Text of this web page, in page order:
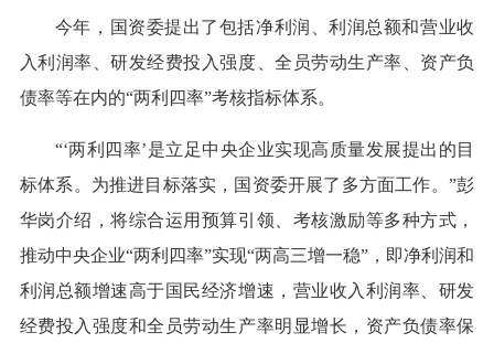
今年，国资委提出了包括净利润、利润总额和营业收
入利润率、研发经费投入强度、全员劳动生产率、资产负
债率等在内的“两利四率”考核指标体系。
“‘两利四率’是立足中央企业实现高质量发展提出的目
标体系。为推进目标落实，国资委开展了多方面工作。”彭
华岗介绍，将综合运用预算引领、考核激励等多种方式，
推动中央企业“两利四率”实现“两高三增一稳”，即净利润和
利润总额增速高于国民经济增速，营业收入利润率、研发
经费投入强度和全员劳动生产率明显增长，资产负债率保